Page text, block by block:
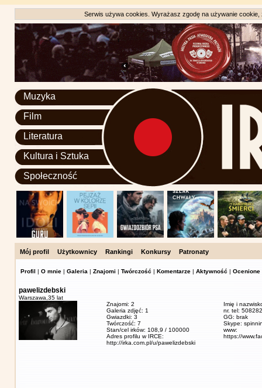
Serwis używa cookies. Wyrażasz zgodę na używanie
Muzyka
Film
Literatura
Kultura i Sztuka
Społeczność
Mój profil Użytkownicy Rankingi Konkursy Patronaty
Profil | O mnie | Galeria | Znajomi | Twórczość | Komentarze | Aktywność | Ocenione
pawelizdebski
Warszawa, 35 lat
Znajomi: 2
Galeria zdjęć: 1
Gwiazdki: 3
Twórczość: 7
Stan/cel irków: 108,9 / 100000
Adres profilu w IRCE:
http://irka.com.pl/u/pawelizdebski
Imię i
nr. tel:
GG: brak
Skype:
www:
https://